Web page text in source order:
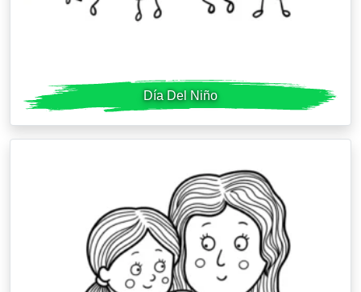
Día Del Niño